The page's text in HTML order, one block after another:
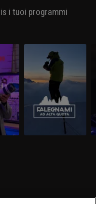
i tuoi programmi